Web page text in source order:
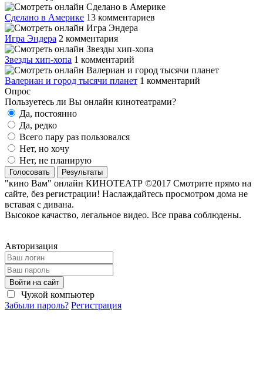
Сделано в Америке 13 комментариев
Игра Эндера 2 комментария
Звезды хип-хопа 1 комментарий
Валериан и город тысячи планет 1 комментарий
Опрос
Пользуетесь ли Вы онлайн кинотеатрами?
Да, постоянно
Да, редко
Всего пару раз пользовался
Нет, но хочу
Нет, не планирую
Голосовать Результаты
"кино Вам" онлайн КИНОТЕАТР ©2017 Смотрите прямо на
сайте, без регистрации! Наслаждайтесь просмотром дома не
вставая с дивана.
Высокое качаство, легальное видео. Все права соблюдены.
Авторизация
Войти на сайт
Чужой компьютер
Забыли пароль? Регистрация